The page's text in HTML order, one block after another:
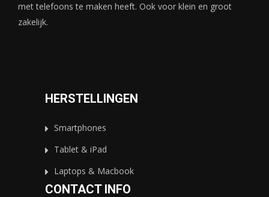
met telefoons te maken heeft. Ook voor klein en groot
zakelijk.
HERSTELLINGEN
Smartphones
Tablet & iPad
Laptops & Macbook
CONTACT INFO